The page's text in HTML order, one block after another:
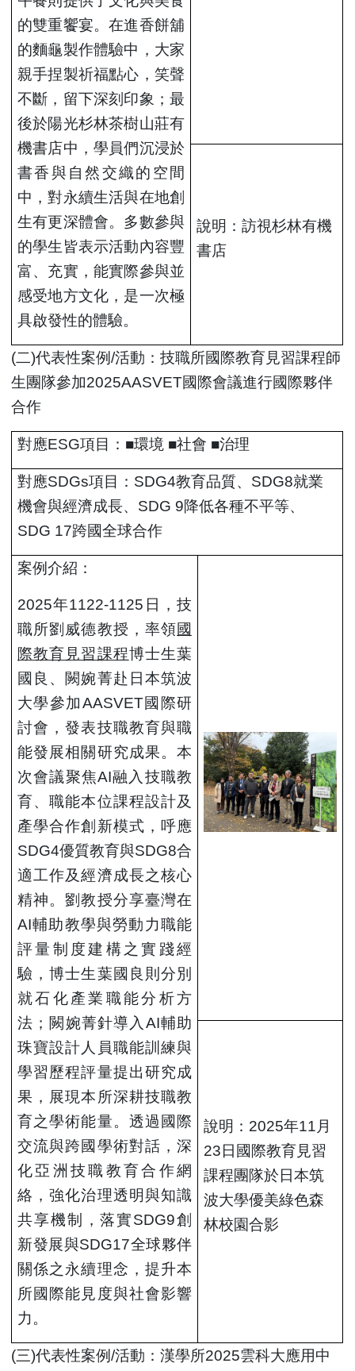
的雙重饗宴。在進香餅舖
的麵龜製作體驗中，大家
親手捏製祈福點心，笑聲
不斷，留下深刻印象；最
後於陽光杉林茶樹山莊有
機書店中，學員們沉浸於
書香與自然交織的空間
中，對永續生活與在地創
生有更深體會。多數參與
的學生皆表示活動內容豐
富、充實，能實際參與並
感受地方文化，是一次極
具啟發性的體驗。
說明：訪視杉林有機
書店
(二)代表性案例/活動：技職所國際教育見習課程師
生團隊參加2025AASVET國際會議進行國際夥伴
合作
對應ESG項目：■環境 ■社會 ■治理
對應SDGs項目：SDG4教育品質、SDG8就業
機會與經濟成長、 SDG 9降低各種不平等、
SDG 17跨國全球合作
案例介紹：
2025年1122-1125日，技
職所劉威德教授，率領國
際教育見習課程博士生葉
國良、闕婉菁赴日本筑波
大學參加AASVET國際研
討會，發表技職教育與職
能發展相關研究成果。本
次會議聚焦AI融入技職教
育、職能本位課程設計及
產學合作創新模式，呼應
SDG4優質教育與SDG8合
適工作及經濟成長之核心
精神。劉教授分享臺灣在
AI輔助教學與勞動力職能
評量制度建構之實踐經
驗，博士生葉國良則分別
就石化產業職能分析方
法；闕婉菁針導入AI輔助
珠寶設計人員職能訓練與
學習歷程評量提出研究成
果，展現本所深耕技職教
育之學術能量。透過國際
交流與跨國學術對話，深
化亞洲技職教育合作網
絡，強化治理透明與知識
共享機制，落實SDG9創
新發展與SDG17全球夥伴
關係之永續理念，提升本
所國際能見度與社會影響
力。
說明：2025年11月
23日國際教育見習
課程團隊於日本筑
波大學優美綠色森
林校園合影
(三)代表性案例/活動：漢學所2025雲科大應用中